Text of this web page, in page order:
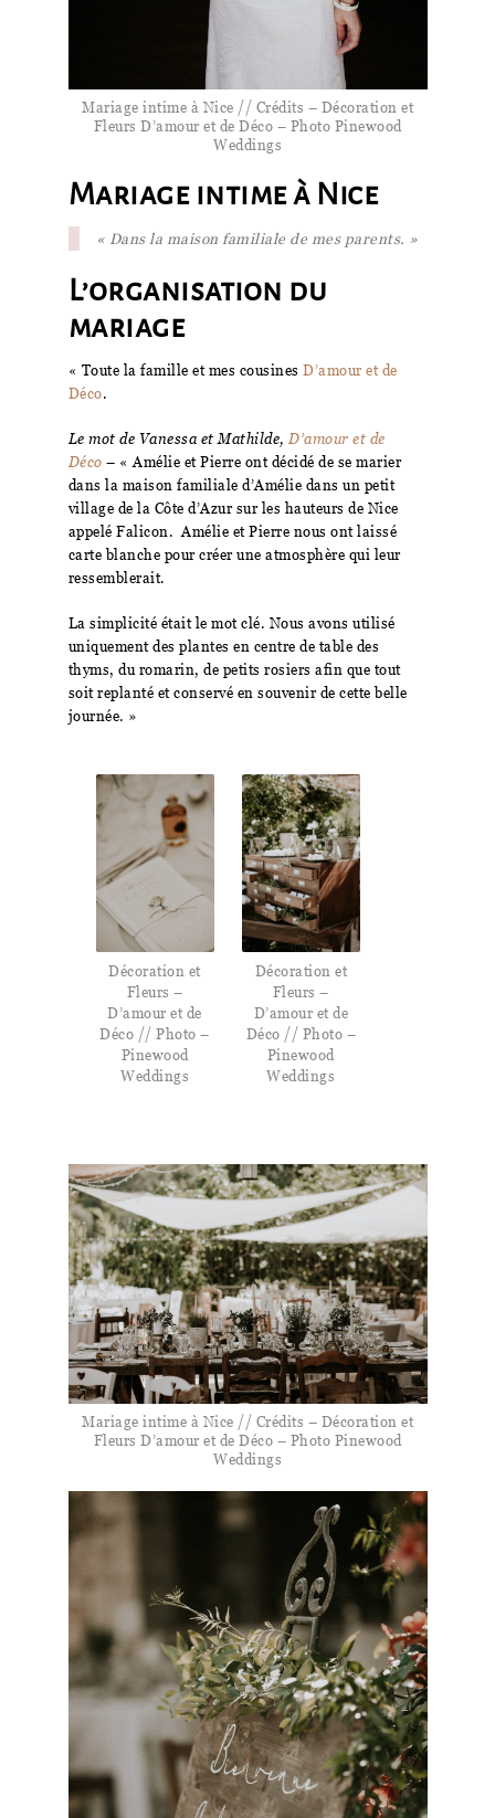
Mariage intime à Nice // Crédits – Décoration et
Fleurs D’amour et de Déco – Photo Pinewood
Weddings
Mariage intime à Nice
« Dans la maison familiale de mes parents. »
L’organisation du
mariage
« Toute la famille et mes cousines D’amour et de
Déco.
Le mot de Vanessa et Mathilde, D’amour et de
Déco – « Amélie et Pierre ont décidé de se marier
dans la maison familiale d’Amélie dans un petit
village de la Côte d’Azur sur les hauteurs de Nice
appelé Falicon. Amélie et Pierre nous ont laissé
carte blanche pour créer une atmosphère qui leur
ressemblerait.
La simplicité était le mot clé. Nous avons utilisé
uniquement des plantes en centre de table des
thyms, du romarin, de petits rosiers afin que tout
soit replanté et conservé en souvenir de cette belle
journée. »
Décoration et
Fleurs –
D’amour et de
Déco // Photo –
Pinewood
Weddings
Décoration et
Fleurs –
D’amour et de
Déco // Photo –
Pinewood
Weddings
Mariage intime à Nice // Crédits – Décoration et
Fleurs D’amour et de Déco – Photo Pinewood
Weddings